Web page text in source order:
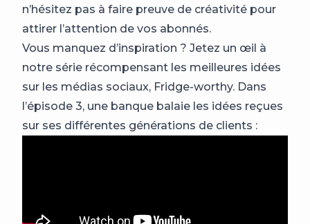
n’hésitez pas à faire preuve de créativité pour
attirer l’attention de vos abonnés.
Vous manquez d’inspiration ? Jetez un œil à
notre série récompensant les meilleures idées
sur les médias sociaux, Fridge-worthy. Dans
l’épisode 3, une banque balaie les idées reçues
sur ses différentes générations de clients :